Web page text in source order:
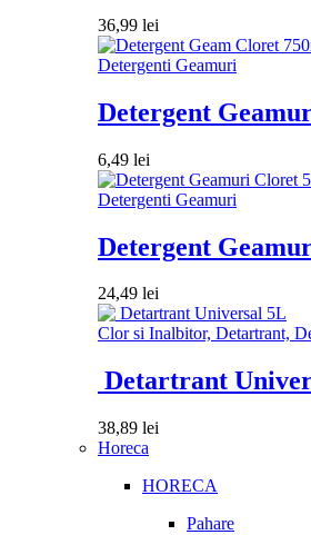
36,99 lei
Detergenti Geamuri
Detergent
6,49 lei
Detergenti Geamuri
Detergent
24,49 lei
Clor si Inalbitor, Detartrant,
Detartrant
38,89 lei
Horeca
HORECA
Pahare